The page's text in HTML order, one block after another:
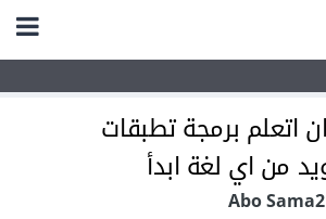
اتعلم برمجة تطبقات
من اي لغة ابدأ